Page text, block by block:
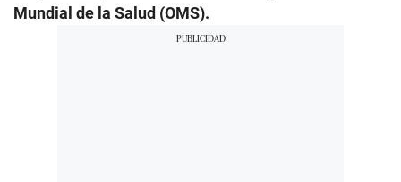
Mundial de la Salud (OMS).